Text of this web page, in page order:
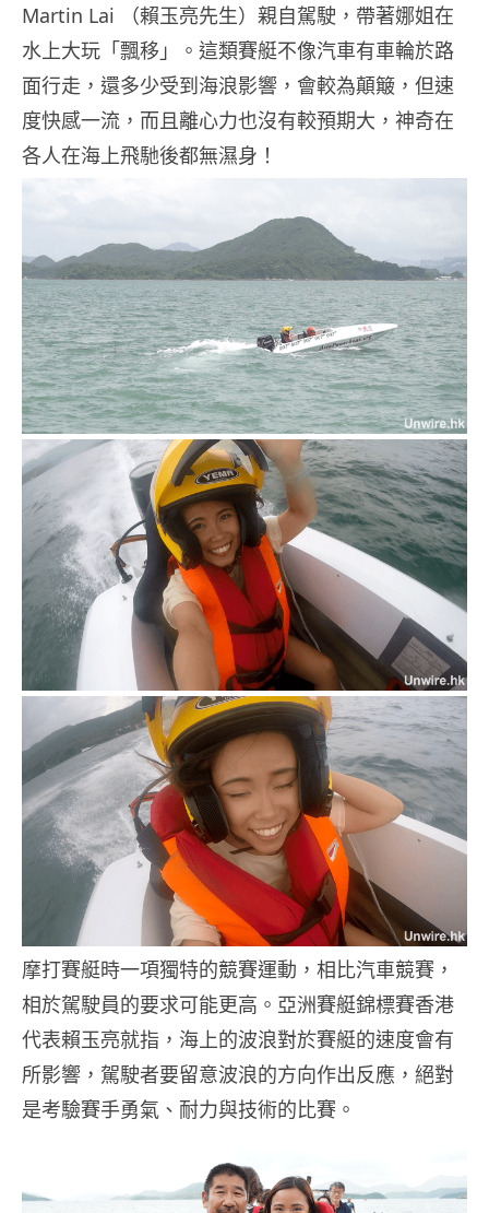
Martin Lai （賴玉亮先生）親自駕駛，帶著娜姐在
水上大玩「飄移」。這類賽艇不像汽車有車輪於路
面行走，還多少受到海浪影響，會較為顛簸，但速
度快感一流，而且離心力也沒有較預期大，神奇在
各人在海上飛馳後都無濕身！
摩打賽艇時一項獨特的競賽運動，相比汽車競賽，
相於駕駛員的要求可能更高。亞洲賽艇錦標賽香港
代表賴玉亮就指，海上的波浪對於賽艇的速度會有
所影響，駕駛者要留意波浪的方向作出反應，絕對
是考驗賽手勇氣、耐力與技術的比賽。